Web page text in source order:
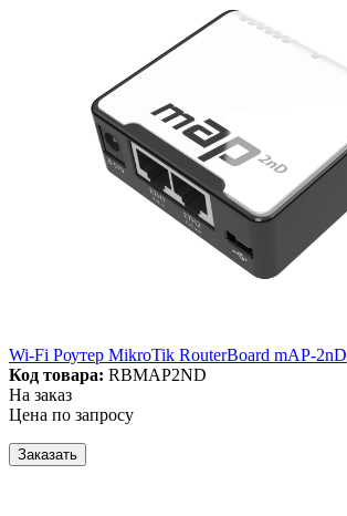
Wi-Fi Роутер MikroTik RouterBoard mAP-2nD
Код товара: RBMAP2ND
На заказ
Цена по запросу
Заказать